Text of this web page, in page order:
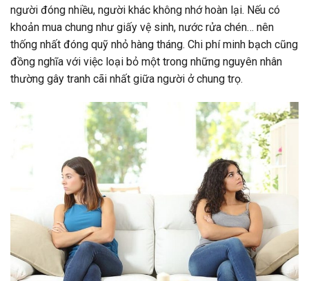
người đóng nhiều, người khác không nhớ hoàn lại. Nếu có
khoản mua chung như giấy vệ sinh, nước rửa chén… nên
thống nhất đóng quỹ nhỏ hàng tháng. Chi phí minh bạch cũng
đồng nghĩa với việc loại bỏ một trong những nguyên nhân
thường gây tranh cãi nhất giữa người ở chung trọ.